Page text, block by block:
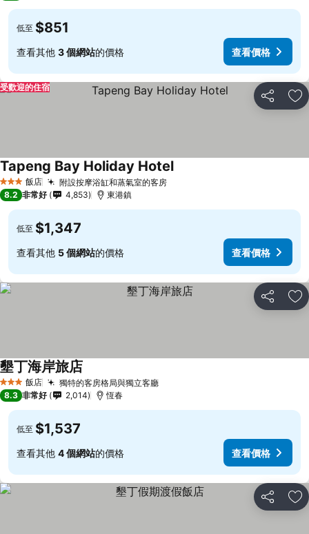
低至 $851
查看其他 3 個網站的價格 查看價格
分享 加
受歡迎的住宿
3 星級 飯店 附設按摩浴缸和蒸氣室的客房
Tapeng Bay Holiday Hotel
8.2 非常好 4,853 東港鎮
低至 $1,347
查看其他 5 個網站的價格 查看價格
分享 加
3 星級 飯店 獨特的客房格局與獨立客廳
墾丁海岸旅店
8.3 非常好 2,014 恆春
低至 $1,537
查看其他 4 個網站的價格 查看價格
分享 加